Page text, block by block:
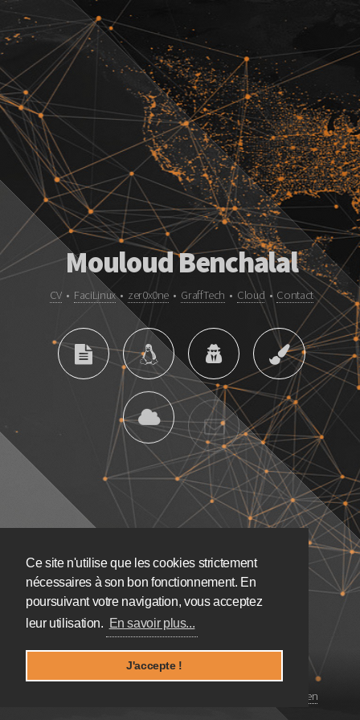
Ce site n'utilise que les cookies strictement
nécessaires à son bon fonctionnement. En
poursuivant votre navigation, vous acceptez
leur utilisation. En savoir plus...
J'accepte !
Mouloud Benchalal
CV• FaciLinux• zer0x0ne • GraffTech • Cloud • Contact
Benny Sommerregen